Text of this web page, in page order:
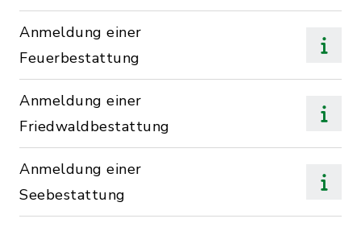
Anmeldung einer
Feuerbestattung
Anmeldung einer
Friedwaldbestattung
Anmeldung einer
Seebestattung